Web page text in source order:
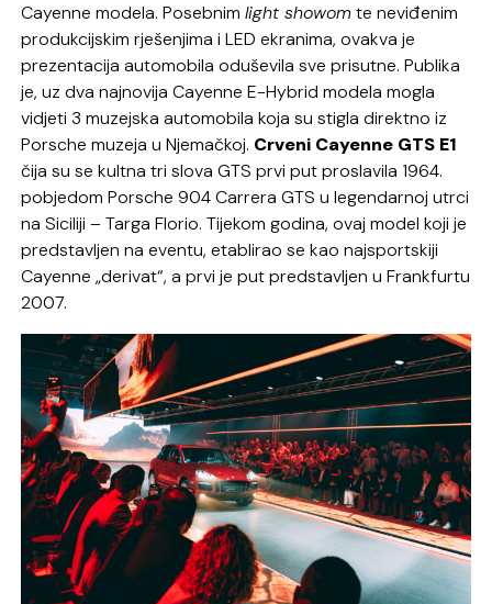
Cayenne modela. Posebnimlight showomte neviđenim
produkcijskim rješenjima i LED ekranima, ovakva je
prezentacija automobila oduševila sve prisutne. Publika
je, uz dva najnovija Cayenne E-Hybrid modela mogla
vidjeti 3 muzejska automobila koja su stigla direktno iz
Porsche muzeja u Njemačkoj. Crveni Cayenne GTS E1
čija su se kultna tri slova GTS prvi put proslavila 1964.
pobjedom Porsche 904 Carrera GTS u legendarnoj utrci
na Siciliji – Targa Florio. Tijekom godina, ovaj model koji je
predstavljen na eventu, etablirao se kao najsportskiji
Cayenne „derivat“, a prvi je put predstavljen u Frankfurtu
2007.